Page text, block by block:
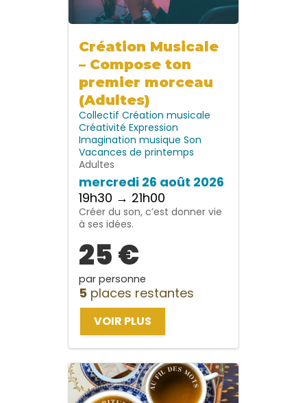
Création Musicale
– Compose ton
premier morceau
(Adultes)
Collectif Création musicale
Créativité Expression
Imagination musique Son
Vacances de printemps
Adultes
mercredi 26 août 2026
19h30 → 21h00
Créer du son, c’est donner vie
à ses idées.
25 €
par personne
5 places restantes
VOIR PLUS